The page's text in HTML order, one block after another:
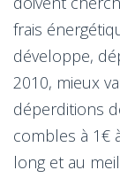
frais
développe,
2010, mieux
déperditions
combles à 1€
long et au